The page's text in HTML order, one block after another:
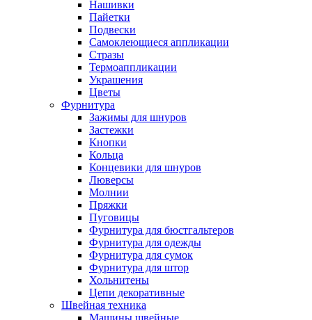
Нашивки
Пайетки
Подвески
Самоклеющиеся аппликации
Стразы
Термоаппликации
Украшения
Цветы
Фурнитура
Зажимы для шнуров
Застежки
Кнопки
Кольца
Концевики для шнуров
Люверсы
Молнии
Пряжки
Пуговицы
Фурнитура для бюстгальтеров
Фурнитура для одежды
Фурнитура для сумок
Фурнитура для штор
Хольнитены
Цепи декоративные
Швейная техника
Машины швейные